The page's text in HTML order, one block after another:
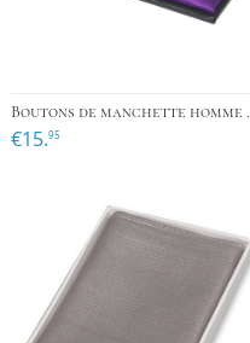
€15.95